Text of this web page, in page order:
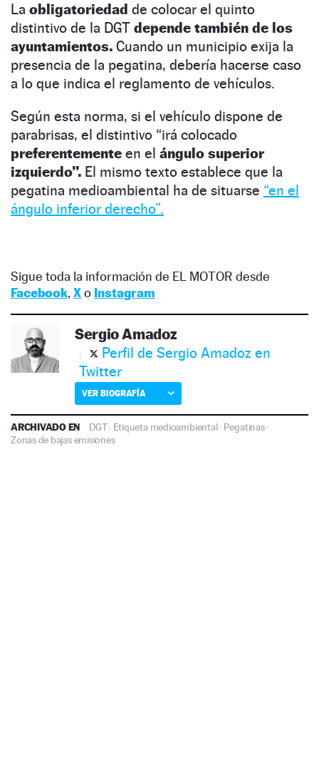
La obligatoriedad de colocar el quinto
distintivo de la DGT depende también de los
ayuntamientos. Cuando un municipio exija la
presencia de la pegatina, debería hacerse caso
a lo que indica el reglamento de vehículos.
Según esta norma, si el vehículo dispone de
parabrisas, el distintivo “irá colocado
preferentemente en el ángulo superior
izquierdo”. El mismo texto establece que la
pegatina medioambiental ha de situarse “en el
ángulo inferior derecho”.
Sigue toda la información de EL MOTOR desde
Facebook, Xo Instagram
Sergio Amadoz
Perfil de Sergio Amadoz en
Twitter
VER BIOGRAFÍA
ARCHIVADO EN DGT· Etiqueta medioambiental· Pegatinas·
Zonas de bajas emisiones